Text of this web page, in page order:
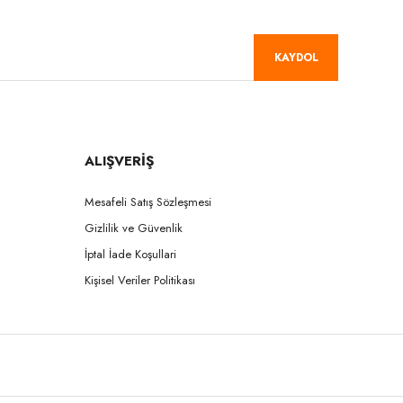
KAYDOL
ALIŞVERİŞ
Mesafeli Satış Sözleşmesi
Gizlilik ve Güvenlik
İptal İade Koşullari
Kişisel Veriler Politikası